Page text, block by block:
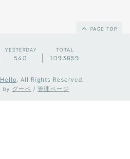
PAGE TOP
YESTERDAY
540
TOTAL
1093859
. All Rights Reserved.
by グーペ / 管理ページ